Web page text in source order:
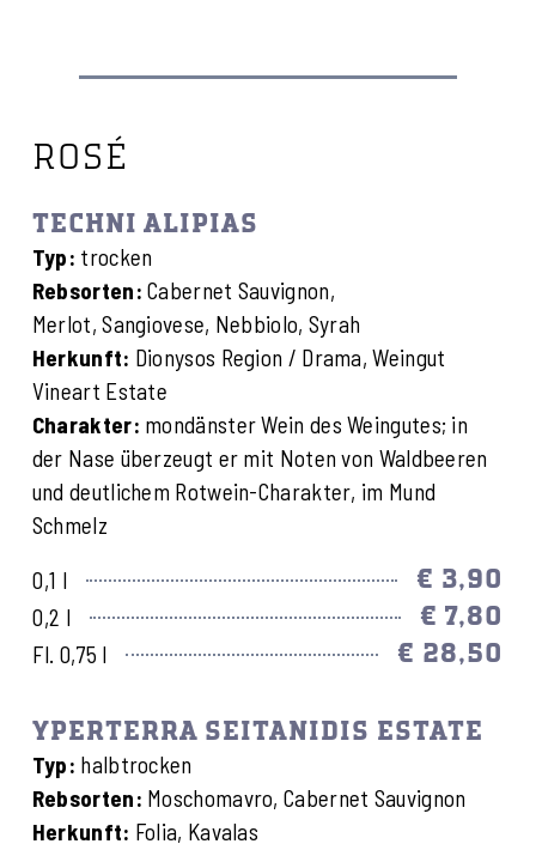
ROSÉ
TECHNI ALIPIAS
Typ: trocken
Rebsorten: Cabernet Sauvignon,
Merlot, Sangiovese, Nebbiolo, Syrah
Herkunft: Dionysos Region / Drama, Weingut
Vineart Estate
Charakter: mondänster Wein des Weingutes; in
der Nase überzeugt er mit Noten von Waldbeeren
und deutlichem Rotwein-Charakter, im Mund
Schmelz
0,1 l
€ 3,90
0,2 l
€ 7,80
Fl. 0,75 l
€ 28,50
YPERTERRA SEITANIDIS ESTATE
Typ: halbtrocken
Rebsorten: Moschomavro, Cabernet Sauvignon
Herkunft: Folia, Kavalas